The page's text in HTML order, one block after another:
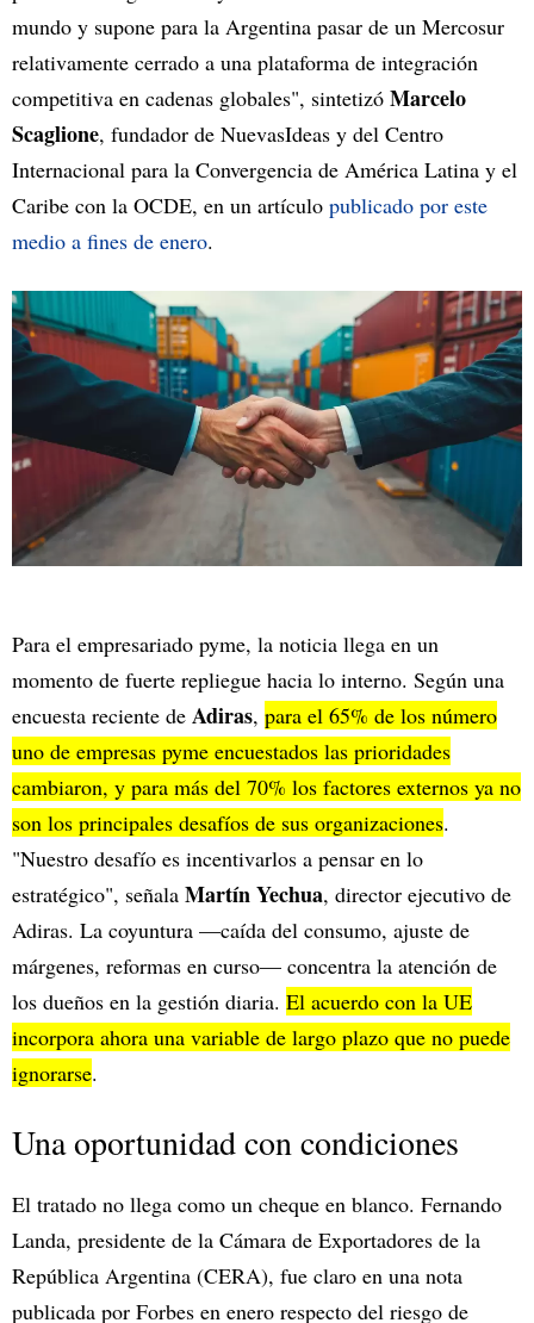
mundo y supone para la Argentina pasar de un Mercosur
relativamente cerrado a una plataforma de integración
competitiva en cadenas globales", sintetizó Marcelo
Scaglione, fundador de NuevasIdeas y del Centro
Internacional para la Convergencia de América Latina y el
Caribe con la OCDE, en un artículo publicado por este
medio a fines de enero.
Para el empresariado pyme, la noticia llega en un
momento de fuerte repliegue hacia lo interno. Según una
encuesta reciente de Adiras, para el 65% de los número
uno de empresas pyme encuestados las prioridades
cambiaron, y para más del 70% los factores externos ya no
son los principales desafíos de sus organizaciones.
"Nuestro desafío es incentivarlos a pensar en lo
estratégico", señala Martín Yechua, director ejecutivo de
Adiras. La coyuntura —caída del consumo, ajuste de
márgenes, reformas en curso— concentra la atención de
los dueños en la gestión diaria. El acuerdo con la UE
incorpora ahora una variable de largo plazo que no puede
ignorarse.
Una oportunidad con condiciones
El tratado no llega como un cheque en blanco. Fernando
Landa, presidente de la Cámara de Exportadores de la
República Argentina (CERA), fue claro en una nota
publicada por Forbes en enero respecto del riesgo de